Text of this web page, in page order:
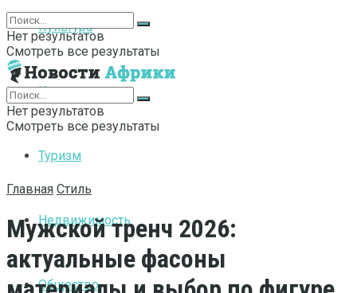
Культура
Интернет
Туризм
Недвижимость
Общество
Нет результатов
Смотреть все результаты
Нет результатов
Смотреть все результаты
Главная Стиль
Мужской тренч 2026:
актуальные фасоны